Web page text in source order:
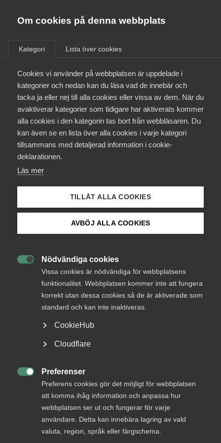
Om cookies på denna webbplats
Kategori Lista över cookies
Cookies vi använder på webbplatsen är uppdelade i
kategorier och nedan kan du läsa vad de innebär och
tacka ja eller nej till alla cookies eller vissa av dem. När du
avaktiverar kategorier som tidigare har aktiverats kommer
alla cookies i den kategorin tas bort från webbläsaren. Du
kan även se en lista över alla cookies i varje kategori
tillsammans med detaljerad information i cookie-
deklarationen.
Läs mer
TILLÅT ALLA COOKIES
AVBÖJ ALLA COOKIES
Nödvändiga cookies
Vissa cookies är nödvändiga för webbplatsens
funktionalitet. Webbplatsen kommer inte att fungera
korrekt utan dessa cookies så de är aktiverade som
standard och kan inte inaktiveras.
CookieHub
Cloudflare
Preferenser
Preferens cookies gör det möjligt för webbplatsen
att komma ihåg information och anpassa hur
webbplatsen ser ut och fungerar för varje
användare. Detta kan innebära lagring av vald
valuta, region, språk eller färgschema.
Almega Utbildning
Innovations­företagen
Kompetens­företagen
Medie­företagen
Säkerhets­företagen
Tåg­företagen
Om Almega
Aktuellt
Medlemskapet
Mina sidor
Kurser & utbildningar
Logga in på Arbetsgivarguiden
Sök på almega.se
Cookie-inställningar
Remiss av kartläggning av
utvecklingen kring avtal
mellan ccTLD-operatörer och
regeringar samt förslag till
avtal för svenska
förhållanden
Inkom från Näringsdepartementet den 12
IT&Telekomföretagen har erbjudits möjlighet att
inkomma med synpunkter på rubricerad utredning.
yttrande har en styrelseledamot i IIS, Mikael von Otter,
lämna följande synpunkter.
Näringsdepartementet har uppdragit åt en konsult att
utreda vissa frågor. En allmän och inledande synpunkt
är att det i utredningen är svårt att förstå vari
uppdraget mer konkret består, då utredningen enligt